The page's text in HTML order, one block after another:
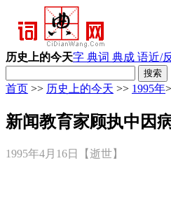
历史上的今天字 典词 典成 语近/
首页 >> 历史上的今天 >> 1995年
新闻教育家顾执中因
1995年4月16日【逝世】